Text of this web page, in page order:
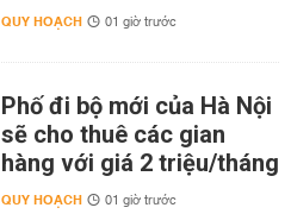
QUY HOẠCH 01 giờ trước
Phố đi bộ mới của Hà Nội
sẽ cho thuê các gian
hàng với giá 2 triệu/tháng
QUY HOẠCH 01 giờ trước